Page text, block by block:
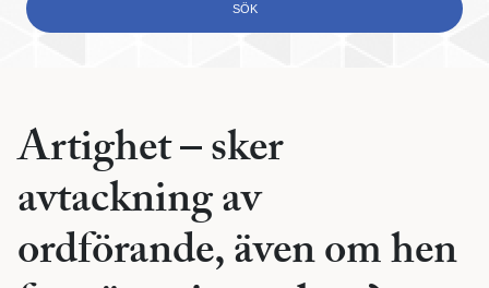
Artighet – sker
avtackning av
ordförande, även om hen